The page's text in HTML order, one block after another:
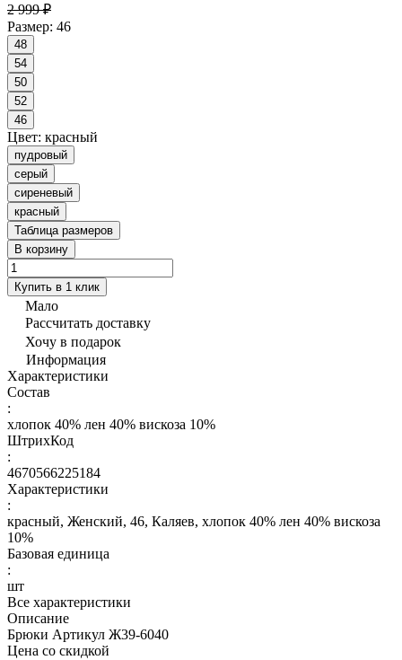
2 999 ₽
Размер: 46
48
54
50
52
46
Цвет: красный
пудровый
серый
сиреневый
красный
Таблица размеров
В корзину
Купить в 1 клик
Мало
Рассчитать доставку
Хочу в подарок
Информация
Характеристики
Состав
:
хлопок 40% лен 40% вискоза 10%
ШтрихКод
:
4670566225184
Характеристики
:
красный, Женский, 46, Каляев, хлопок 40% лен 40% вискоза
10%
Базовая единица
:
шт
Все характеристики
Описание
Брюки Артикул Ж39-6040
Цена со скидкой